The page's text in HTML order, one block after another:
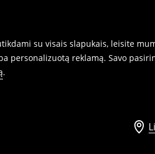
su visais slapukais, leisite
personalizuotą reklamą. Savo
.